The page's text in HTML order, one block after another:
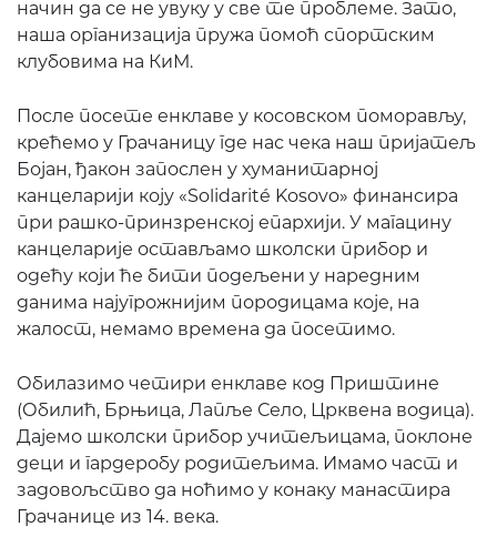
начин да се не увуку у све те проблеме. Зато,
наша организација пружа помоћ спортским
клубовима на КиМ.
После посете енклаве у косовском поморављу,
крећемо у Грачаницу где нас чека наш пријатељ
Бојан, ђакон запослен у хуманитарној
канцеларији коју «Solidarité Kosovo» финансира
при рашко-принзренској епархији. У магацину
канцеларије остављамо школски прибор и
одећу који ће бити подељени у наредним
данима најугрожнијим породицама које, на
жалост, немамо времена да посетимо.
Обилазимо четири енклаве код Приштине
(Обилић, Брњица, Лапље Село, Црквена водица).
Дајемо школски прибор учитељицама, поклоне
деци и гардеробу родитељима. Имамо част и
задовољство да ноћимо у конаку манастира
Грачанице из 14. века.